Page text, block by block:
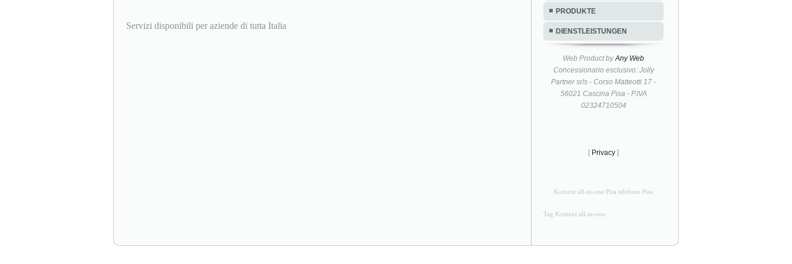
Servizi disponibili per aziende di tutta Italia
PRODUKTE
DIENSTLEISTUNGEN
Web Product byAny Web
Concessionario esclusivo: Jolly
Partner srls - Corso Matteotti 17 -
56021 Cascina Pisa - P.IVA
02324710504
[ Privacy ]
Koinext all-in-one Pisa telefono Pisa
Tag Koinext all-in-one